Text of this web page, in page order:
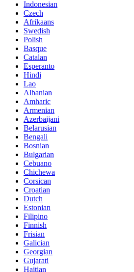
Indonesian
Czech
Afrikaans
Swedish
Polish
Basque
Catalan
Esperanto
Hindi
Lao
Albanian
Amharic
Armenian
Azerbaijani
Belarusian
Bengali
Bosnian
Bulgarian
Cebuano
Chichewa
Corsican
Croatian
Dutch
Estonian
Filipino
Finnish
Frisian
Galician
Georgian
Gujarati
Haitian